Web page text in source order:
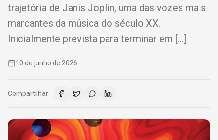
trajetória de Janis Joplin, uma das vozes mais
marcantes da música do século XX.
Inicialmente prevista para terminar em […]
10 de junho de 2026
Compartilhar: